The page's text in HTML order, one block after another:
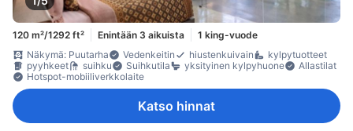
120 m²/1292 ft² Enintään 3 aikuista
1 king-vuode
Näkymä: Puutarha
Vedenkeitin hiustenkuivain
kylpytuotteet
pyyhkeet
suihku Suihkutila yksityinen kylpyhuone
Allastilat
Hotspot-mobiiliverkkolaite
Katso hinnat